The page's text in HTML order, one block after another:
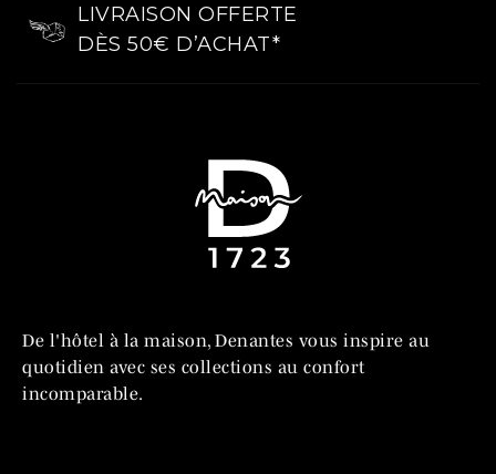
LIVRAISON OFFERTE
DÈS 50€ D’ACHAT*
De l'hôtel à la maison, Denantes vous inspire au
quotidien avec ses collections au confort
incomparable.